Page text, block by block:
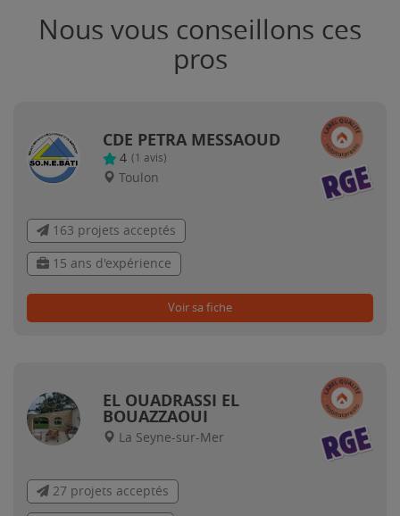
Nous vous conseillons ces
pros
CDE PETRA MESSAOUD
4 (1 avis)
Toulon
163 projets acceptés
15 ans d'expérience
Voir sa fiche
EL OUADRASSI EL
BOUAZZAOUI
La Seyne-sur-Mer
27 projets acceptés